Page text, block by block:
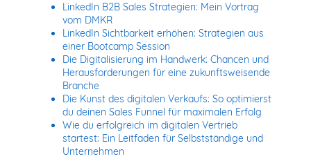
LinkedIn B2B Sales Strategien: Mein Vortrag
vom DMKR
LinkedIn Sichtbarkeit erhöhen: Strategien aus
einer Bootcamp Session
Die Digitalisierung im Handwerk: Chancen und
Herausforderungen für eine zukunftsweisende
Branche
Die Kunst des digitalen Verkaufs: So optimierst
du deinen Sales Funnel für maximalen Erfolg
Wie du erfolgreich im digitalen Vertrieb
startest: Ein Leitfaden für Selbstständige und
Unternehmen